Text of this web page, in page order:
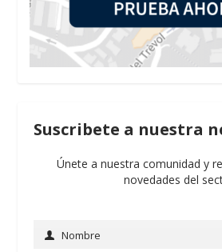
Suscribete a nuestra
Únete a nuestra comunidad y
novedades del
NameNombre